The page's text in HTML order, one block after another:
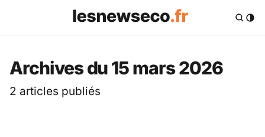
Les News Eco .fr —
Archives du 15 mars 2026
2 articles publiés